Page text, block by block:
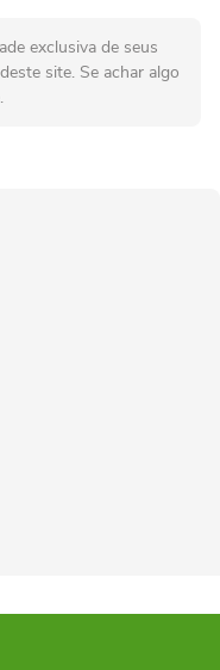
exclusiva de seus
site. Se achar algo